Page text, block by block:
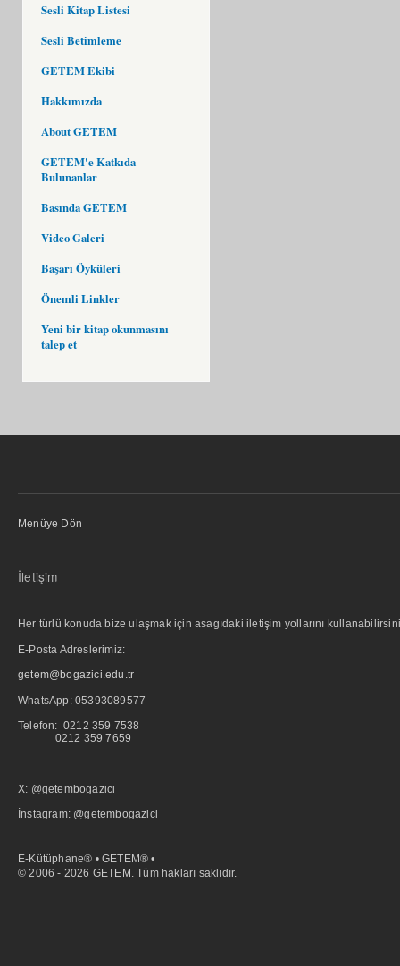
Sesli Kitap Listesi
Sesli Betimleme
GETEM Ekibi
Hakkımızda
About GETEM
GETEM'e Katkıda
Bulunanlar
Basında GETEM
Video Galeri
Başarı Öyküleri
Önemli Linkler
Yeni bir kitap okunmasını
talep et
Menüye Dön
İletişim
Her türlü konuda bize ulaşmak için asagıdaki iletişim yollarını
E-Posta Adreslerimiz:
getem@bogazici.edu.tr
WhatsApp: 05393089577
Telefon: 0212 359 7538
0212 359 7659
X: @getembogazici
İnstagram: @getembogazici
E-Kütüphane® • GETEM® •
© 2006 - 2026 GETEM. Tüm hakları saklıdır.